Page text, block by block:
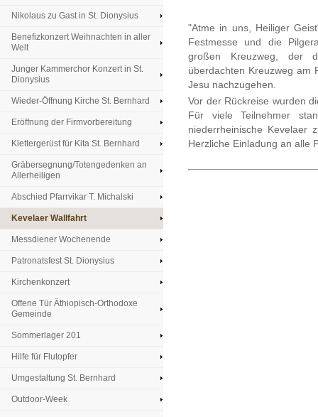
Nikolaus zu Gast in St. Dionysius
Benefizkonzert Weihnachten in aller
Welt
Junger Kammerchor Konzert in St.
Dionysius
Wieder-Öffnung Kirche St. Bernhard
Eröffnung der Firmvorbereitung
Klettergerüst für Kita St. Bernhard
Gräbersegnung/Totengedenken an
Allerheiligen
Abschied Pfarrvikar T. Michalski
Kevelaer Wallfahrt
Messdiener Wochenende
Patronatsfest St. Dionysius
Kirchenkonzert
Offene Tür Äthiopisch-Orthodoxe
Gemeinde
Sommerlager 201
Hilfe für Flutopfer
Umgestaltung St. Bernhard
Outdoor-Week
"Atme in uns, Heiliger
Festmesse und die
großen Kreuzweg, der
überdachten Kreuzweg am
Jesu nachzugehen.
Vor der Rückreise wurden
Für viele Teilnehmer
niederrheinische Kevelaer
Herzliche Einladung an alle